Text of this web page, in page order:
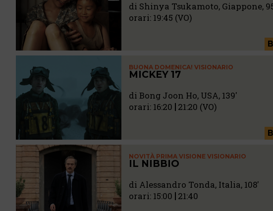
di Shinya Tsukamoto, Giappone,
orari: 19:45 (VO)
BUONA DOMENICA! VISIONARIO
MICKEY 17
di Bong Joon Ho, USA, 139'
orari: 16:20 21:20 (VO)
NOVITÀ PRIMA VISIONE VISIONARIO
IL NIBBIO
di Alessandro Tonda, Italia, 108'
orari: 15:00 21:40